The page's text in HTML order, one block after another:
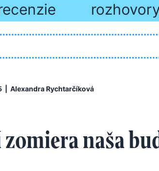
| Alexandra Rychtarčíková
naša